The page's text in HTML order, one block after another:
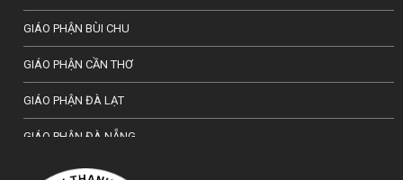
GIÁO PHẬN BÙI CHU
GIÁO PHẬN CẦN THƠ
GIÁO PHẬN ĐÀ LẠT
GIÁO PHẬN ĐÀ NẴNG
TỔNG GIÁO PHẬN HÀ NỘI